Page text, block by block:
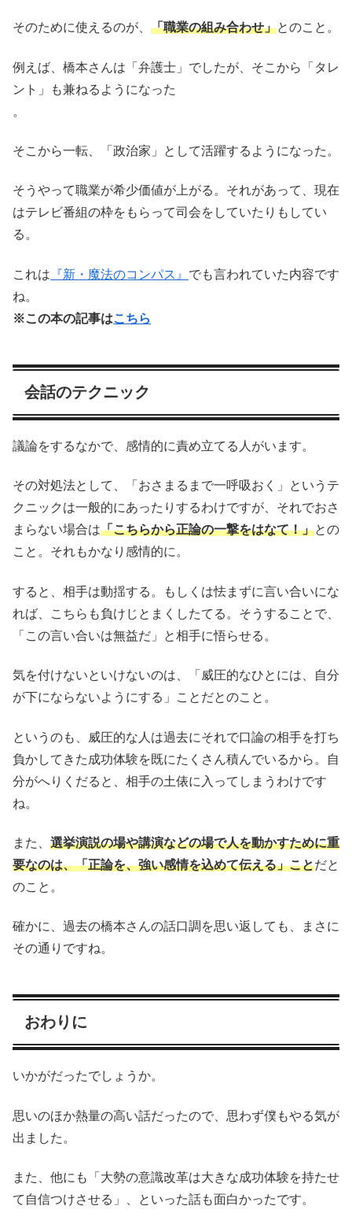
そのために使えるのが、 「職業の組み合わせ」とのこと。
例えば、橋本さんは「弁護士」でしたが、そこから「タレ
ント」も兼ねるようになった
。
そこから一転、「政治家」として活躍するようになった。
そうやって職業が希少価値が上がる。それがあって、現在
はテレビ番組の枠をもらって司会をしていたりもしてい
る。
これは 『新・魔法のコンパス』 でも言われていた内容です
ね。
※この本の記事はこちら
会話のテクニック
議論をするなかで、感情的に責め立てる人がいます。
その対処法として、「おさまるまで一呼吸おく」というテ
クニックは一般的にあったりするわけですが、それでおさ
まらない場合は「こちらから正論の一撃をはなて！」との
こと。それもかなり感情的に。
すると、相手は動揺する。もしくは怯まずに言い合いにな
れば、こちらも負けじとまくしたてる。そうすることで、
「この言い合いは無益だ」と相手に悟らせる。
気を付けないといけないのは、「威圧的なひとには、自分
が下にならないようにする」ことだとのこと。
というのも、威圧的な人は過去にそれで口論の相手を打ち
負かしてきた成功体験を既にたくさん積んでいるから。自
分がへりくだると、相手の土俵に入ってしまうわけです
ね。
また、 選挙演説の場や講演などの場で人を動かすために重
要なのは、「正論を、強い感情を込めて伝える」ことだと
のこと。
確かに、過去の橋本さんの話口調を思い返しても、まさに
その通りですね。
おわりに
いかがだったでしょうか。
思いのほか熱量の高い話だったので、思わず僕もやる気が
出ました。
また、他にも「大勢の意識改革は大きな成功体験を持たせ
て自信つけさせる」、といった話も面白かったです。